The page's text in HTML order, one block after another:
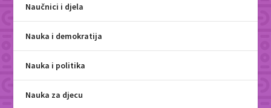
Naučnici i djela
Nauka i demokratija
Nauka i politika
Nauka za djecu